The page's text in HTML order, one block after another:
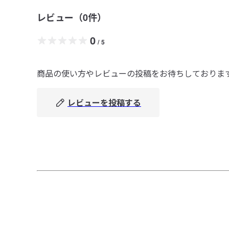
レビュー（0件）
0 / 5
商品の使い方やレビューの投稿をお待ちしておりま
レビューを投稿する